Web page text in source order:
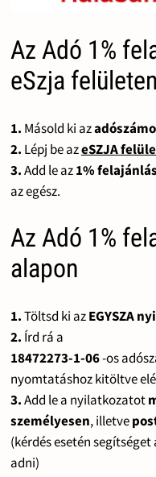
Az Adó 1%
eSzja
1. Másold ki az
2. Lépj be azeSZJA
3.Add le az1%
az egész.
Az Adó 1%
alapon
1.Töltsd ki azEGYSZA
2. Írd rá a
18472273-1-06-os
nyomtatáshoz kitöltve
3.Add le a nyilatkozatot
személyesen, illetve
(kérdés esetén
adni)